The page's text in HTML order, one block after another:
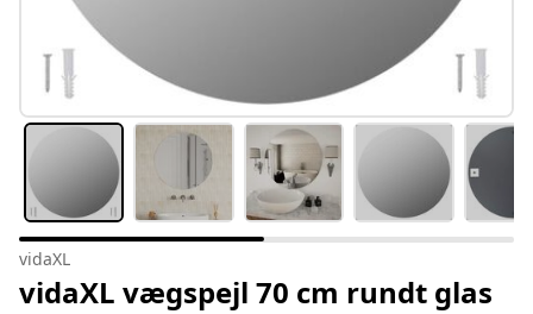
vidaXL
vidaXL vægspejl 70 cm rundt glas